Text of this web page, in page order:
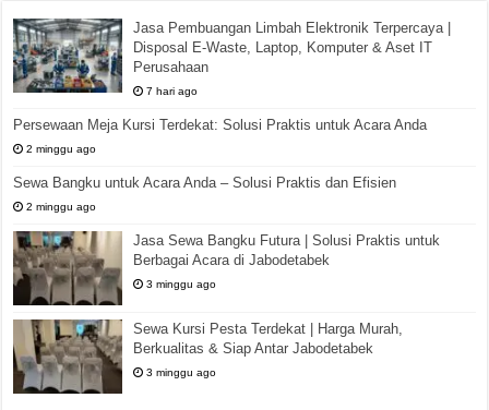
Jasa Pembuangan Limbah Elektronik Terpercaya |
Disposal E-Waste, Laptop, Komputer & Aset IT
Perusahaan
7 hari ago
Persewaan Meja Kursi Terdekat: Solusi Praktis untuk Acara Anda
2 minggu ago
Sewa Bangku untuk Acara Anda – Solusi Praktis dan Efisien
2 minggu ago
Jasa Sewa Bangku Futura | Solusi Praktis untuk
Berbagai Acara di Jabodetabek
3 minggu ago
Sewa Kursi Pesta Terdekat | Harga Murah,
Berkualitas & Siap Antar Jabodetabek
3 minggu ago